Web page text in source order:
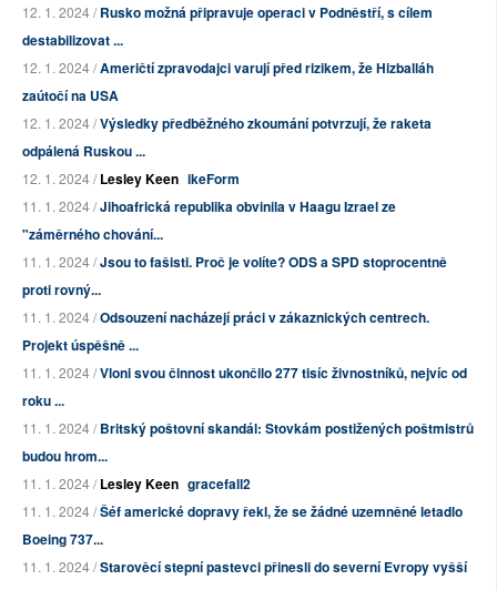
12. 1. 2024 /Rusko možná připravuje operaci v Podněstří, s cílem
destabilizovat ...
12. 1. 2024 /Američtí zpravodajci varují před rizikem, že Hizballáh
zaútočí na USA
12. 1. 2024 /Výsledky předběžného zkoumání potvrzují, že raketa
odpálená Ruskou ...
12. 1. 2024 /Lesley Keen ikeForm
11. 1. 2024 /Jihoafrická republika obvinila v Haagu Izrael ze
"záměrného chování...
11. 1. 2024 /Jsou to fašisti. Proč je volíte? ODS a SPD stoprocentně
proti rovný...
11. 1. 2024 /Odsouzení nacházejí práci v zákaznických centrech.
Projekt úspěšně ...
11. 1. 2024 /Vloni svou činnost ukončilo 277 tisíc živnostníků, nejvíc od
roku ...
11. 1. 2024 /Britský poštovní skandál: Stovkám postižených poštmistrů
budou hrom...
11. 1. 2024 /Lesley Keen gracefall2
11. 1. 2024 /Šéf americké dopravy řekl, že se žádné uzemněné letadlo
Boeing 737...
11. 1. 2024 /Starověcí stepní pastevci přinesli do severní Evropy vyšší